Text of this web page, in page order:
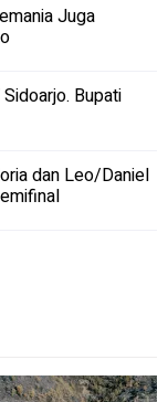
Juga
Bupati
dan Leo/Daniel